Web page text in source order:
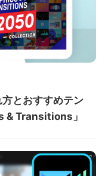
とおすすめテン
& Transitions」